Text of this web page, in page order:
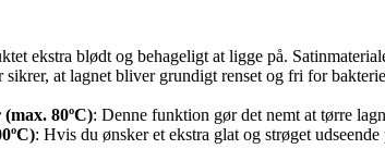
ekstra blødt og behageligt at ligge på.
sikrer, at lagnet bliver grundigt renset og fri for
80ºC): Denne funktion gør det nemt at tørre
: Hvis du ønsker et ekstra glat og strøget